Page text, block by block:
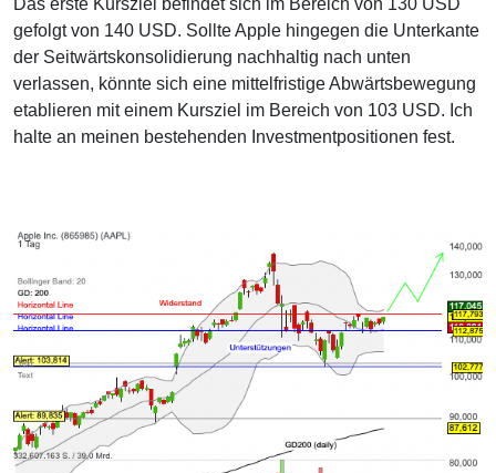
Das erste Kursziel befindet sich im Bereich von 130 USD
gefolgt von 140 USD. Sollte Apple hingegen die Unterkante
der Seitwärtskonsolidierung nachhaltig nach unten
verlassen, könnte sich eine mittelfristige Abwärtsbewegung
etablieren mit einem Kursziel im Bereich von 103 USD. Ich
halte an meinen bestehenden Investmentpositionen fest.